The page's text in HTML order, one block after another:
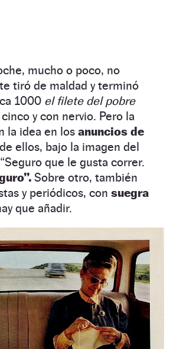
mucho o poco, no
tiró de maldad y terminó
1000 el filete del pobre
y con nervio. Pero la
la idea en los anuncios de
ellos, bajo la imagen del
que le gusta correr.
Sobre otro, también
y periódicos, con suegra
que añadir.